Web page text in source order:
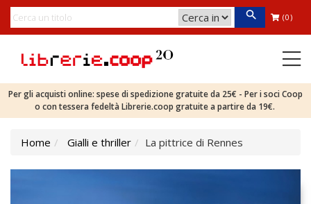
(0)
Per gli acquisti online: spese di spedizione gratuite da 25€ - Per i soci Coop
o con tessera fedeltà Librerie.coop gratuite a partire da 19€.
Home Gialli e thriller La pittrice di Rennes